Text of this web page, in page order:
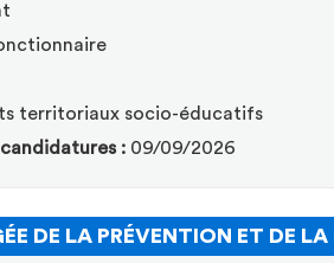
territoriaux socio-éducatifs
: 09/09/2026
DE LA PRÉVENTION ET DE